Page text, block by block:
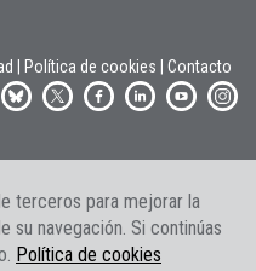
Política de cookies Contacto
terceros para mejorar la
su navegación. Si continúas
Política de cookies